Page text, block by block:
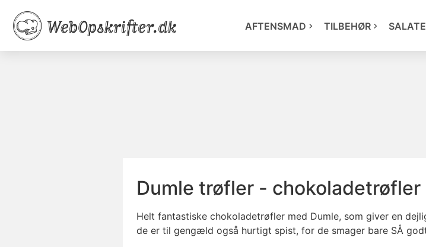
AFTENSMAD TILBEHØR
Dumle trøfler - chokoladetrøfler
Helt fantastiske chokoladetrøfler med Dumle, som giver en
de er til gengæld også hurtigt spist, for de smager bare SÅ